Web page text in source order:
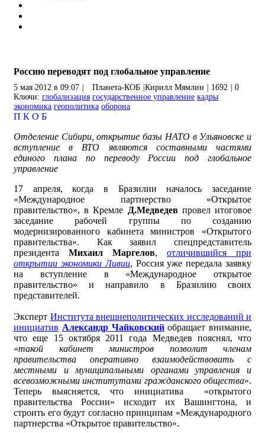
Россию переводят под глобальное управление
5 мая 2012 в 09:07 Планета-КОБ Кирилл Мямлин 1692
0
Ключи: глобализация государственное управление кадры
экономика геополитика оборона
П К О Б
Отделение Сибири, открытие базы НАТО в Ульяновске и
вступление в ВТО являются составными частями
единого плана по переводу России под глобальное
управление
17 апреля, когда в Бразилии началось заседание
«Международное партнерство «Открытое
правительство», в Кремле Д.Медведевпровел итоговое
заседание рабочей группы по созданию
модернизированного кабинета министров «Открытого
правительства». Как заявил спецпредставитель
президента Михаил Маргелов, отличившийся при
открытии экономики Ливии, Россия уже передала заявку
на вступление в «Международное открытое
правительство» и направило в Бразилию своих
представителей.
Эксперт Института внешнеполитических исследований и
инициатив Александр Чайковскийобращает внимание,
что еще 15 октября 2011 года Медведев пояснял, что
«такой кабинет министров позволит членам
правительства оперативно взаимодействовать с
местными и муниципальными органами управления и
всевозможными институтами гражданского общества».
Теперь выясняется, что инициатива «открытого
правительства России» исходит их Вашингтона, и
строить его будут согласно принципам «Международного
партнерства «Открытое правительство».